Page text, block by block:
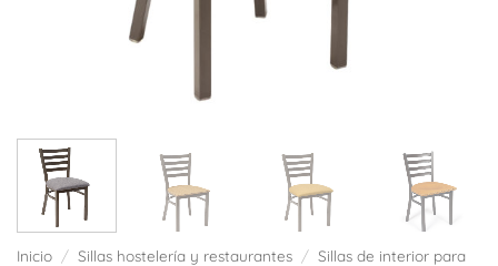
Inicio / Sillas hostelería y restaurantes / Sillas de interior para